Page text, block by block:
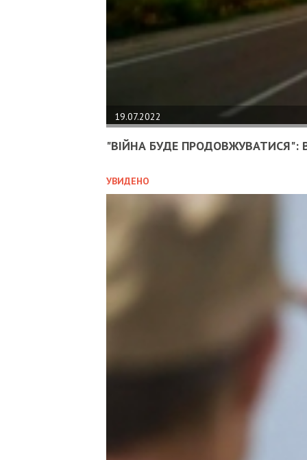
19.07.2022
"ВІЙНА БУДЕ ПРОДОВЖУВАТИСЯ":
УВИДЕНО